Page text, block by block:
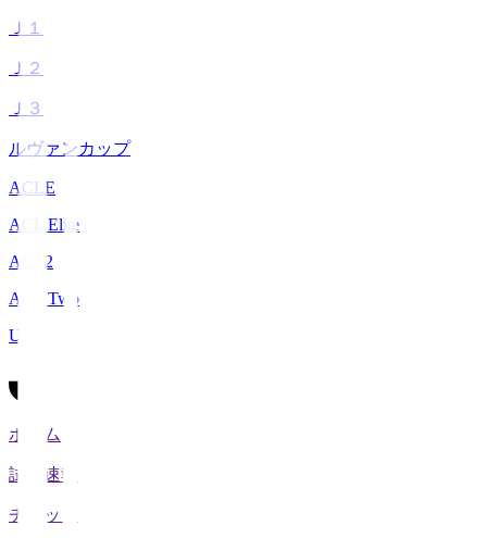
Ｊ１
Ｊ２
Ｊ３
ルヴァンカップ
ACLE
ACL Elite
ACL2
ACL Two
U-21
ホーム
試合速報
チケット